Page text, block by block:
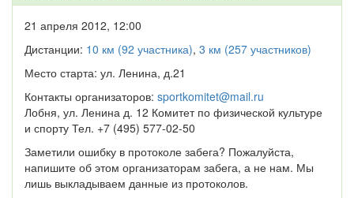
21 апреля 2012, 12:00
Дистанции: 10 км (92 участника), 3 км (257 участников)
Место старта: ул. Ленина, д.21
Контакты организаторов: sportkomitet@mail.ru
Лобня, ул. Ленина д. 12 Комитет по физической культуре
и спорту Тел. +7 (495) 577-02-50
Заметили ошибку в протоколе забега? Пожалуйста,
напишите об этом организаторам забега, а не нам. Мы
лишь выкладываем данные из протоколов.